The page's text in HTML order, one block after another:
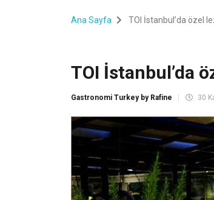
Ana Sayfa TOI İstanbul’da özel
TOI İstanbul’da
Gastronomi Turkey by Rafine 30